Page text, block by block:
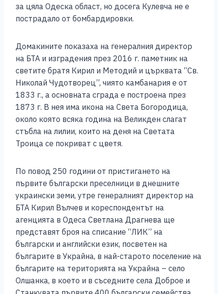
за цяла Одеска област, но досега Кулевча не е
пострадало от бомбардировки.
Домакините показаха на генералния директор
на БТА и изградения през 2016 г. паметник на
светите братя Кирил и Методий и църквата “Св.
Николай Чудотворец”, чиято камбанария е от
1833 г., а основната сграда е построена през
1873 г. В нея има икона на Света Богородица,
около която всяка година на Великден слагат
стъбла на лилии, които на деня на Светата
Троица се покриват с цветя.
По повод 250 години от пристигането на
първите български преселници в днешните
украински земи, утре генералният директор на
БТА Кирил Вълчев и кореспондентът на
агенцията в Одеса Светлана Драгнева ще
представят броя на списание “ЛИК” на
български и английски език, посветен на
българите в Украйна, в най-старото поселение на
българите на територията на Украйна – село
Олшанка, в което и в съседните села Доброе и